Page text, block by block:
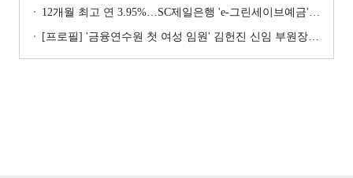
12개월 최고 연 3.95%…SC제일은행 'e-그린세이브예금' [이주의 은행 예금금리-8월 1주]
[프로필] '금융연수원 첫 여성 임원' 김헌진 신임 부원장···교육·디지털·기획 '올라운더'